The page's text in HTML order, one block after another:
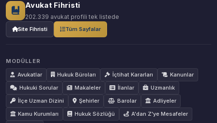
Avukat Fihristi
202.339 avukat profili tek listede
Site Fihristi Tüm Sayfalar
MODÜLLER
Avukatlar
Hukuk Büroları İçtihat Kararları
Kanunlar
Hukuki Sorular
Makaleler İlanlar
Uzmanlık
İlçe Uzman Dizini
Şehirler Barolar
Adliyeler
Kamu Kurumları
Hukuk Sözlüğü
A'dan Z'ye Mesafeler